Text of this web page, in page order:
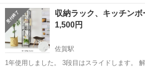
に お譲りできればと思います
佐賀 佐賀市 佐賀駅 収納家具 奥
収納ラック、キッチンボ
1,500円
佐賀駅
1年使用しました。 3段目はスライドします。